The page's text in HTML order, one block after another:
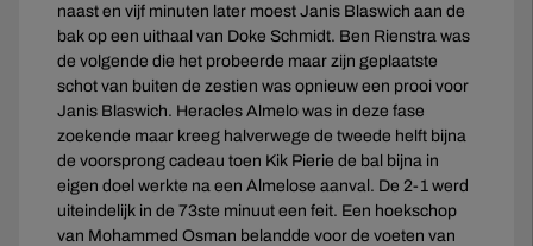
naast en vijf minuten later moest Janis Blaswich aan de
bak op een uithaal van Doke Schmidt. Ben Rienstra was
de volgende die het probeerde maar zijn geplaatste
schot van buiten de zestien was opnieuw een prooi voor
Janis Blaswich. Heracles Almelo was in deze fase
zoekende maar kreeg halverwege de tweede helft bijna
de voorsprong cadeau toen Kik Pierie de bal bijna in
eigen doel werkte na een Almelose aanval. De 2-1 werd
uiteindelijk in de 73ste minuut een feit. Een hoekschop
van Mohammed Osman belandde voor de voeten van